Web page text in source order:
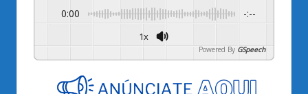
0:00 -:--
1x
Powered By GSpeech